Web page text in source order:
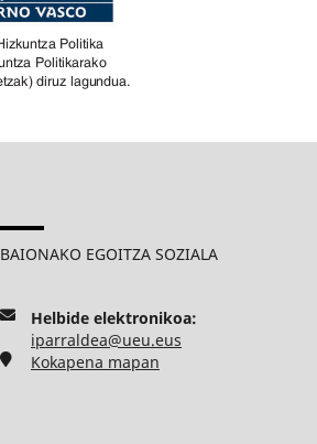
BAIONAKO EGOITZA SOZIALA
Helbide elektronikoa:
iparraldea@ueu.eus
Kokapena mapan